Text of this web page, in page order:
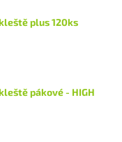
plus 120ks
pákové - HIGH